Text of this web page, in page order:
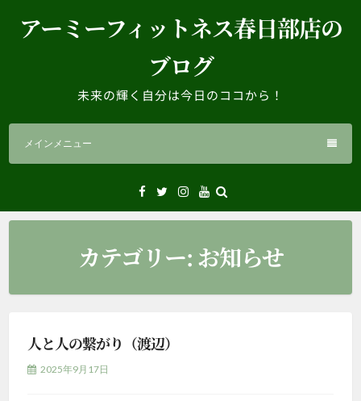
ス
アーミーフィットネス春日部店の
ブログ
未来の輝く自分は今日のココから！
メインメニュー
Facebook
TwitterInstagram
YouTube
カテゴリー: お知らせ
人と人の繋がり（渡辺）
2025年9月17日